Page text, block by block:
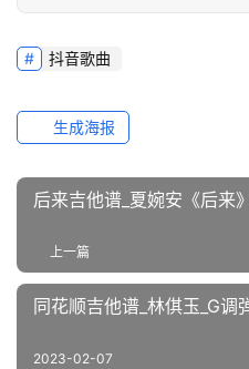
抖音歌曲
生成海报
后来吉他谱_夏婉安《后来
上一篇
同花顺吉他谱_林倛玉_G调
2023-02-07